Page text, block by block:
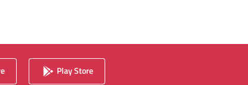
Play Store